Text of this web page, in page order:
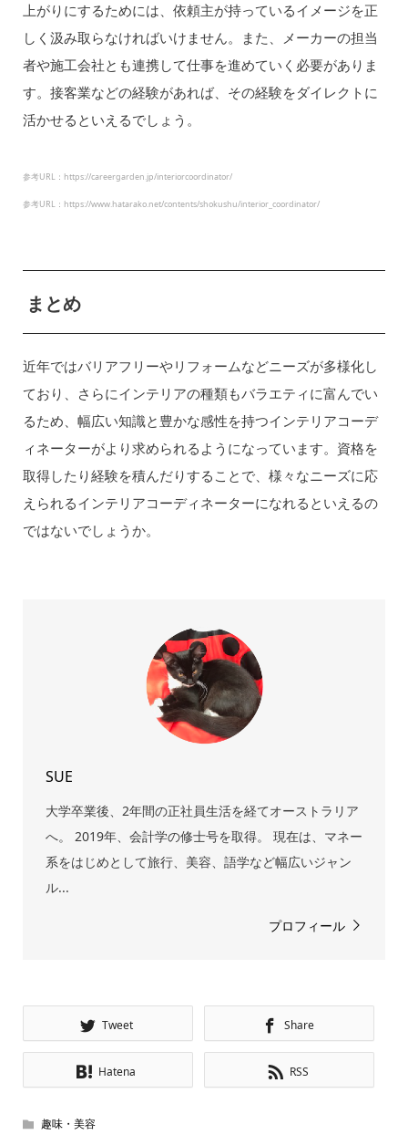
上がりにするためには、依頼主が持っているイメージを正
しく汲み取らなければいけません。また、メーカーの担当
者や施工会社とも連携して仕事を進めていく必要がありま
す。接客業などの経験があれば、その経験をダイレクトに
活かせるといえるでしょう。
参考URL：https://careergarden.jp/interiorcoordinator/
参考URL：https://www.hatarako.net/contents/shokushu/interior_coordinator/
まとめ
近年ではバリアフリーやリフォームなどニーズが多様化し
ており、さらにインテリアの種類もバラエティに富んでい
るため、幅広い知識と豊かな感性を持つインテリアコーデ
ィネーターがより求められるようになっています。資格を
取得したり経験を積んだりすることで、様々なニーズに応
えられるインテリアコーディネーターになれるといえるの
ではないでしょうか。
SUE
大学卒業後、2年間の正社員生活を経てオーストラリア
へ。 2019年、会計学の修士号を取得。 現在は、マネー
系をはじめとして旅行、美容、語学など幅広いジャン
ル...
プロフィール
Tweet Share
Hatena RSS
趣味・美容